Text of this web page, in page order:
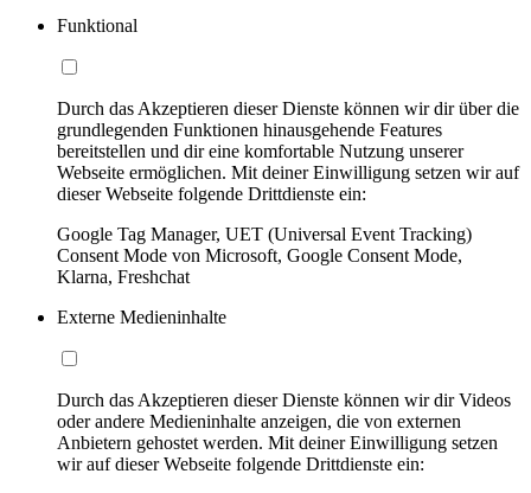
Funktional
Durch das Akzeptieren dieser Dienste können wir dir über die
grundlegenden Funktionen hinausgehende Features
bereitstellen und dir eine komfortable Nutzung unserer
Webseite ermöglichen. Mit deiner Einwilligung setzen wir auf
dieser Webseite folgende Drittdienste ein:
Google Tag Manager, UET (Universal Event Tracking)
Consent Mode von Microsoft, Google Consent Mode,
Klarna, Freshchat
Externe Medieninhalte
Durch das Akzeptieren dieser Dienste können wir dir Videos
oder andere Medieninhalte anzeigen, die von externen
Anbietern gehostet werden. Mit deiner Einwilligung setzen
wir auf dieser Webseite folgende Drittdienste ein: